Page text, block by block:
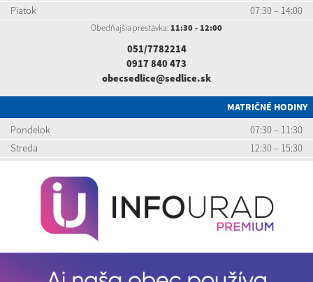
Piatok
07:30 – 14:00
Obedňajšia prestávka: 11:30 - 12:00
051/7782214
0917 840 473
obecsedlice@sedlice.sk
MATRIČNÉ HODINY
Pondelok
07:30 – 11:30
Streda
12:30 – 15:30